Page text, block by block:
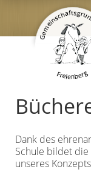
Dank des
Schule bildet
unseres